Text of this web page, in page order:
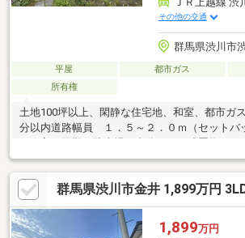
その他の交通
群馬県渋川市
平屋 都市ガス
所有権
土地100坪以上、閑静な住宅地、和室、都市ガ
分以内道路幅員 １．５～２．０ｍ（セットバ
界非明示。増築箇所あり（未登記）、水道管引
隣との共有管）。地目変更の手続必要
群馬県渋川市金井 1,899万円
1,899万円